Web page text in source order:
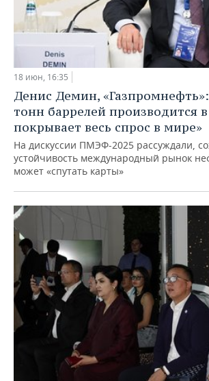
18 июн, 16:35
Денис Демин,
тонн баррелей производится в
покрывает весь спрос в мире»
На дискуссии ПМЭФ-2025 рассуждали,
устойчивость международный рынок
может «спутать карты»